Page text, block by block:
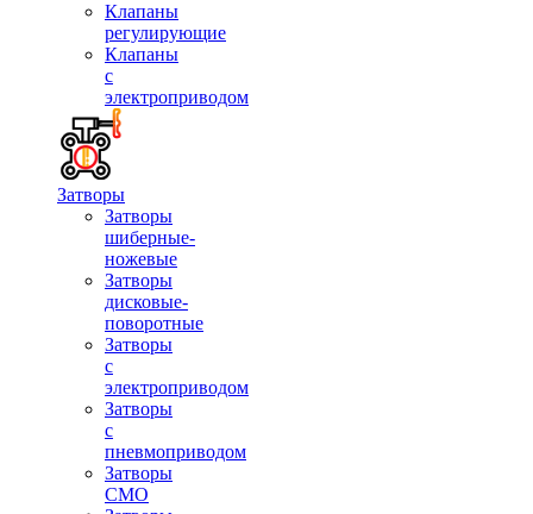
Клапаны
регулирующие
Клапаны
с
электроприводом
Затворы
Затворы
шиберные-
ножевые
Затворы
дисковые-
поворотные
Затворы
с
электроприводом
Затворы
с
пневмоприводом
Затворы
СМО